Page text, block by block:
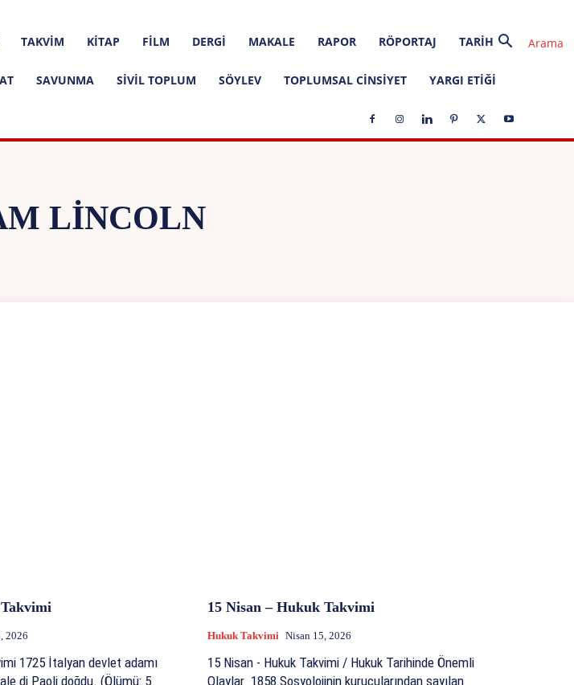
TAKVIM KITAP FILM DERGI MAKALE RAPOR RÖPORTAJ TARIH
SAVUNMA SIVIL TOPLUM SÖYLEV TOPLUMSAL CINSIYET YARGI ETIĞI
LINCOLN
2026
di Paoli doğdu. (Ölümü: 5
15 Nisan – Hukuk Takvimi
Hukuk Takvimi Nisan 15, 2026
15 Nisan - Hukuk Takvimi / Hukuk Tarihinde Önemli
Olaylar 1858 Sosyolojinin kurucularından sayılan